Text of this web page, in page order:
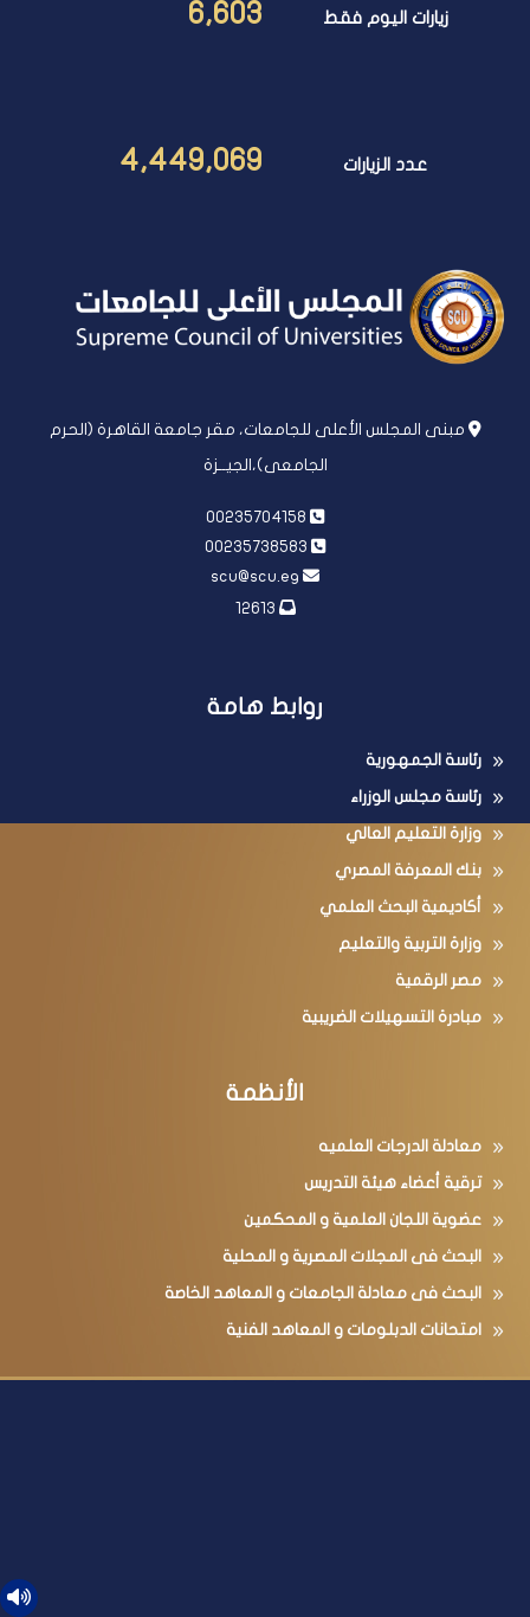
زيارات اليوم فقط 6,603
عدد الزيارات 4,449,069
مبنى المجلس الأعلى للجامعات، مقر جامعة القاهرة (الحرم
الجامعى)،الجيــزة
روابط هامة
رئاسة الجمهورية
رئاسة مجلس الوزراء
وزارة التعليم العالي
بنك المعرفة المصري
أكاديمية البحث العلمي
وزارة التربية والتعليم
مصر الرقمية
مبادرة التسهيلات الضريبية
الأنظمة
معادلة الدرجات العلميه
ترقية أعضاء هيئة التدريس
عضوية اللجان العلمية و المحكمين
البحث فى المجلات المصرية و المحلية
البحث فى معادلة الجامعات و المعاهد الخاصة
امتحانات الدبلومات و المعاهد الفنية